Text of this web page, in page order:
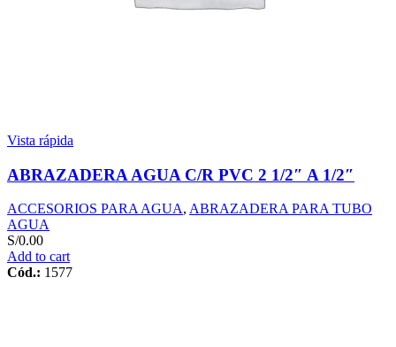
Vista rápida
ABRAZADERA AGUA C/R PVC 2 1/2″ A 1/2″
ACCESORIOS PARA AGUA, ABRAZADERA PARA TUBO
AGUA
S/0.00
Add to cart
Cód.: 1577